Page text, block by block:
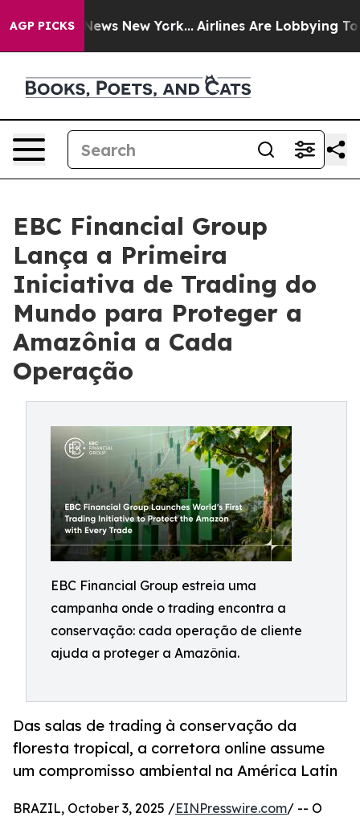
AGP PICKS
News New York... Airlines Are Lobbying To
EBC Financial Group
Lança a Primeira
Iniciativa de Trading do
Mundo para Proteger a
Amazônia a Cada
Operação
EBC Financial Group estreia uma
campanha onde o trading encontra a
conservação: cada operação de cliente
ajuda a proteger a Amazônia.
Das salas de trading à conservação da
floresta tropical, a corretora online assume
um compromisso ambiental na América Latin
BRAZIL, October 3, 2025 /EINPresswire.com/ -- O